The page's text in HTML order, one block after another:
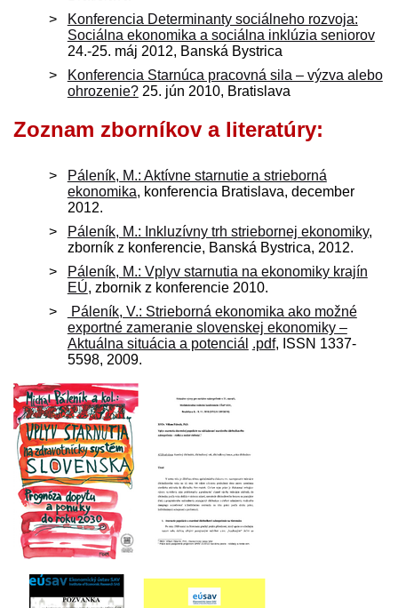
Konferencia Determinanty sociálneho rozvoja:
Sociálna ekonomika a sociálna inklúzia seniorov
24.-25. máj 2012, Banská Bystrica
Konferencia Starnúca pracovná sila – výzva alebo
ohrozenie?25. jún 2010, Bratislava
Zoznam zborníkov a literatúry:
Páleník, M.: Aktívne starnutie a strieborná
ekonomika, konferencia Bratislava, december
2012.
Páleník, M.: Inkluzívny trh striebornej ekonomiky,
zborník z konferencie, Banská Bystrica, 2012.
Páleník, M.: Vplyv starnutia na ekonomiky krajín
EÚ, zbornik z konferencie 2010.
Páleník, V.: Strieborná ekonomika ako možné
exportné zameranie slovenskej ekonomiky –
Aktuálna situácia a potenciál .pdf, ISSN 1337-
5598, 2009.